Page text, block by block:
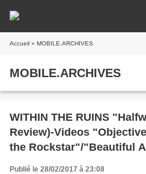
Accueil » MOBILE.ARCHIVES
MOBILE.ARCHIVES
WITHIN THE RUINS
Review)-Videos
the Rockstar"/"Beautiful
Publié le 28/02/2017 à 23:08